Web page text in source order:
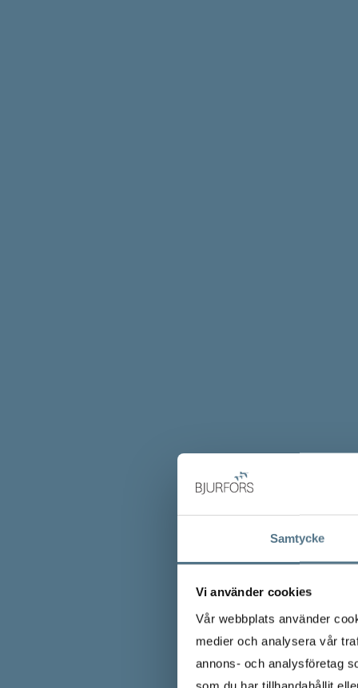
Samtycke
Vi använder cookies
Vår webbplats använder
medier och analysera vår
annons- och analysföretag